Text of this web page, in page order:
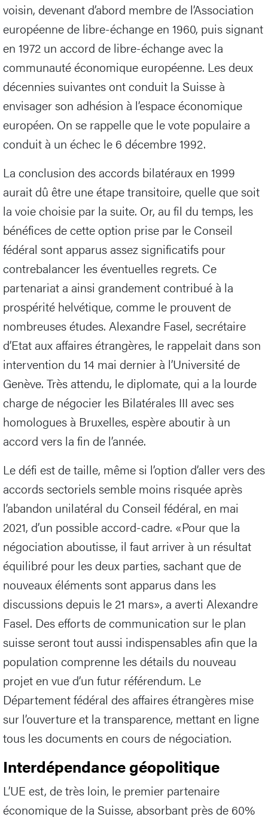
voisin, devenant d’abord membre de l’Association
européenne de libre-échange en 1960, puis signant
en 1972 un accord de libre-échange avec la
communauté économique européenne. Les deux
décennies suivantes ont conduit la Suisse à
envisager son adhésion à l’espace économique
européen. On se rappelle que le vote populaire a
conduit à un échec le 6 décembre 1992.
La conclusion des accords bilatéraux en 1999
aurait dû être une étape transitoire, quelle que soit
la voie choisie par la suite. Or, au fil du temps, les
bénéfices de cette option prise par le Conseil
fédéral sont apparus assez significatifs pour
contrebalancer les éventuelles regrets. Ce
partenariat a ainsi grandement contribué à la
prospérité helvétique, comme le prouvent de
nombreuses études. Alexandre Fasel, secrétaire
d’Etat aux affaires étrangères, le rappelait dans son
intervention du 14 mai dernier à l’Université de
Genève. Très attendu, le diplomate, qui a la lourde
charge de négocier les Bilatérales III avec ses
homologues à Bruxelles, espère aboutir à un
accord vers la fin de l’année.
Le défi est de taille, même si l’option d’aller vers des
accords sectoriels semble moins risquée après
l’abandon unilatéral du Conseil fédéral, en mai
2021, d’un possible accord-cadre. «Pour que la
négociation aboutisse, il faut arriver à un résultat
équilibré pour les deux parties, sachant que de
nouveaux éléments sont apparus dans les
discussions depuis le 21 mars», a averti Alexandre
Fasel. Des efforts de communication sur le plan
suisse seront tout aussi indispensables afin que la
population comprenne les détails du nouveau
projet en vue d’un futur référendum. Le
Département fédéral des affaires étrangères mise
sur l’ouverture et la transparence, mettant en ligne
tous les documents en cours de négociation.
Interdépendance géopolitique
L’UE est, de très loin, le premier partenaire
économique de la Suisse, absorbant près de 60%